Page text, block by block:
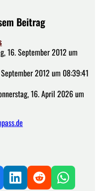
Beitrag
16. September 2012 um
2012 um 08:39:41
16. April 2026 um